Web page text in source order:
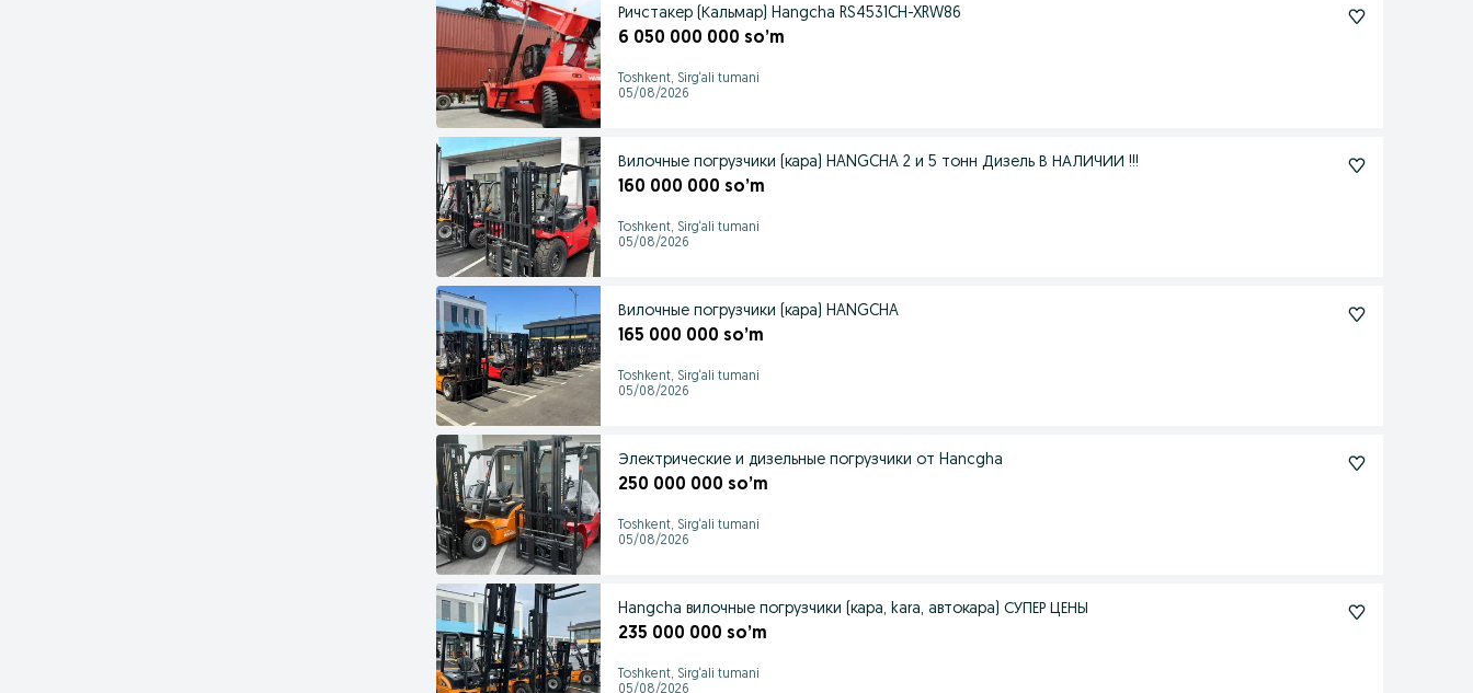
Ричстакер (Кальмар) Hangcha RS4531CH-XRW86
6 050 000 000 so’m
Toshkent, Sirg‘ali tumani
05/08/2026
Вилочные погрузчики (кара) HANGCHA 2 и 5 тонн Дизель В НАЛИЧИИ !!!
160 000 000 so’m
Toshkent, Sirg‘ali tumani
05/08/2026
Вилочные погрузчики (кара) HANGCHA
165 000 000 so’m
Toshkent, Sirg‘ali tumani
05/08/2026
Электрические и дизельные погрузчики от Hancgha
250 000 000 so’m
Toshkent, Sirg‘ali tumani
05/08/2026
Hangcha вилочные погрузчики (кара, kara, автокара) СУПЕР ЦЕНЫ
235 000 000 so’m
Toshkent, Sirg‘ali tumani
05/08/2026